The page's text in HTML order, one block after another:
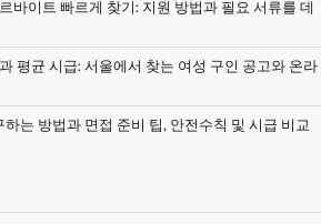
바이트 빠르게 찾기: 지원 방법과 필요 서류를 데
평균 시급: 서울에서 찾는 여성 구인 공고와 온라
하는 방법과 면접 준비 팁, 안전수칙 및 시급 비교